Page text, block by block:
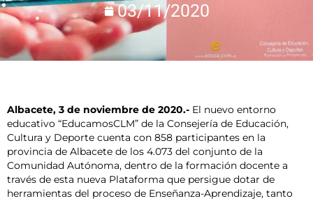
03/11/2020
Albacete, 3 de noviembre de 2020.- El nuevo entorno
educativo “EducamosCLM” de la Consejería de Educación,
Cultura y Deporte cuenta con 858 participantes en la
provincia de Albacete de los 4.073 del conjunto de la
Comunidad Autónoma, dentro de la formación docente a
través de esta nueva Plataforma que persigue dotar de
herramientas del proceso de Enseñanza-Aprendizaje, tanto